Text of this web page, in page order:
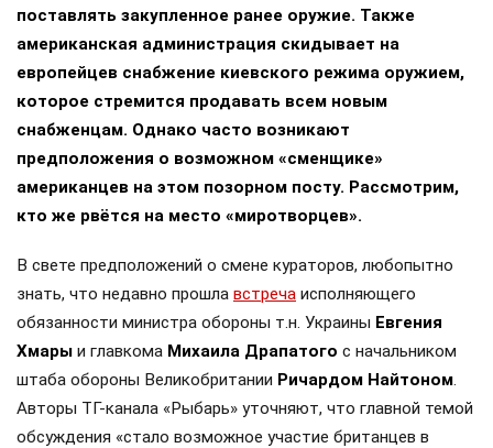
поставлять закупленное ранее оружие. Также
американская администрация скидывает на
европейцев снабжение киевского режима оружием,
которое стремится продавать всем новым
снабженцам. Однако часто возникают
предположения о возможном «сменщике»
американцев на этом позорном посту. Рассмотрим,
кто же рвётся на место «миротворцев».
В свете предположений о смене кураторов, любопытно
знать, что недавно прошла встреча исполняющего
обязанности министра обороны т.н. Украины Евгения
Хмары и главкома Михаила Драпатого с начальником
штаба обороны Великобритании Ричардом Найтоном
Авторы ТГ-канала «Рыбарь» уточняют, что главной темой
обсуждения «стало возможное участие британцев в